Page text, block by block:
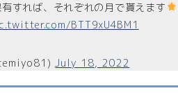
すれば、それぞれの月で貰えます
BTT9xU4BM1
July 18, 2022